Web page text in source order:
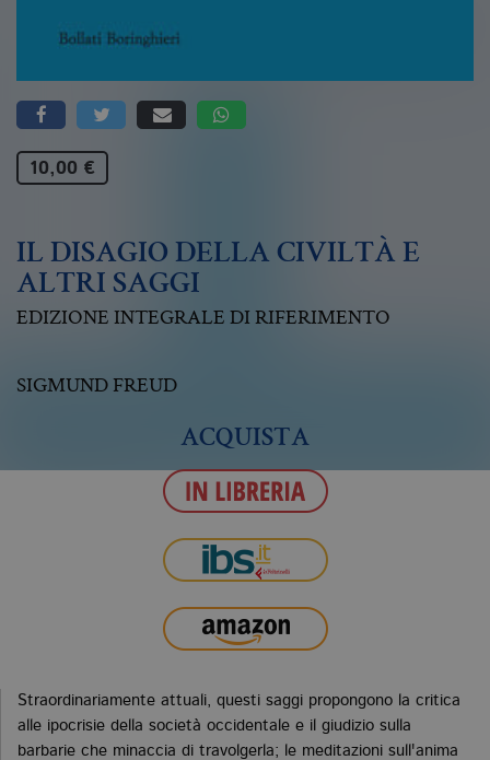
10,00 €
IL DISAGIO DELLA CIVILTÀ E
ALTRI SAGGI
EDIZIONE INTEGRALE DI RIFERIMENTO
SIGMUND FREUD
ACQUISTA
Straordinariamente attuali, questi saggi propongono la critica
alle ipocrisie della società occidentale e il giudizio sulla
barbarie che minaccia di travolgerla; le meditazioni sull'anima